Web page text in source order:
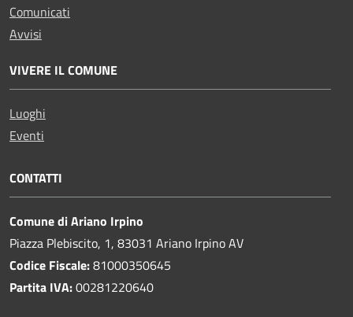
Comunicati
Avvisi
VIVERE IL COMUNE
Luoghi
Eventi
CONTATTI
Comune di Ariano Irpino
Piazza Plebiscito, 1, 83031 Ariano Irpino AV
Codice Fiscale:81000350645
Partita IVA:00281220640